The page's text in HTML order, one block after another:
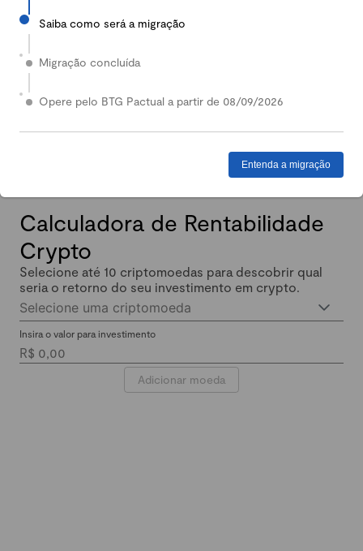
2024
Em 2024, nossa Carteira Conservadora mais que
Enquanto isso, quem investiu em Renda Fixa lucrou
Calculadora de Rentabilidade
Crypto
Selecione até 10 criptomoedas para descobrir qual
seria o retorno do seu investimento em crypto.
Selecione uma criptomoeda
Insira o valor para investimento
Adicionar moeda
Saiba como será a migração
Migração concluída
Opere pelo BTG Pactual a partir de 08/09/2026
Entenda a migração